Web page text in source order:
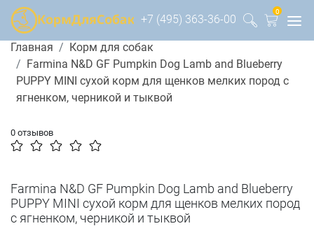
+7 (495) 363-36-00
0
Главная
Корм для собак
Farmina N&D GF Pumpkin Dog Lamb and Blueberry
PUPPY MINI сухой корм для щенков мелких пород с
ягненком, черникой и тыквой
0 отзывов
Farmina N&D GF Pumpkin Dog Lamb and Blueberry
PUPPY MINI сухой корм для щенков мелких пород
с ягненком, черникой и тыквой